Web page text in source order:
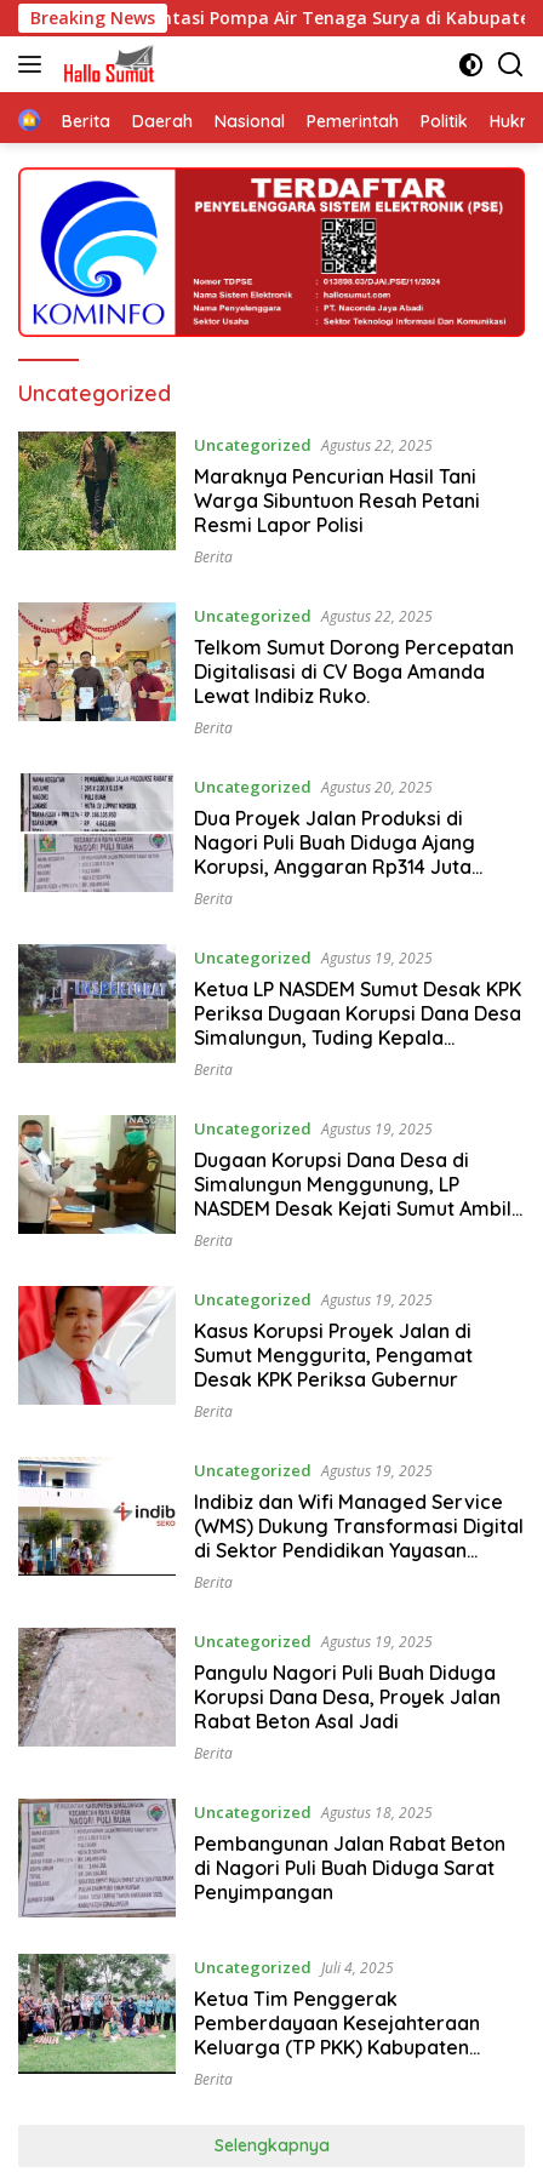
Langsung
ke
konten
Breaking News
Implementasi Pompa Air Tenaga Surya di Kabupaten
HomeBerita Daerah Nasional Pemerintah Politik
Uncategorized
Uncategorized Agustus 22, 2025
Maraknya Pencurian Hasil Tani
Warga Sibuntuon Resah Petani
Resmi Lapor Polisi
Berita
Uncategorized Agustus 22, 2025
Telkom Sumut Dorong Percepatan
Digitalisasi di CV Boga Amanda
Lewat Indibiz Ruko.
Berita
Uncategorized Agustus 20, 2025
Dua Proyek Jalan Produksi di
Nagori Puli Buah Diduga Ajang
Korupsi, Anggaran Rp314 Juta
Dipertanyakan
Berita
Uncategorized Agustus 19, 2025
Ketua LP NASDEM Sumut Desak KPK
Periksa Dugaan Korupsi Dana Desa
Simalungun, Tuding Kepala
Inspektorat Lalai dan Tak Serius
Berita
Uncategorized Agustus 19, 2025
Dugaan Korupsi Dana Desa di
Simalungun Menggunung, LP
NASDEM Desak Kejati Sumut Ambil
Sikap Tegas
Berita
Uncategorized Agustus 19, 2025
Kasus Korupsi Proyek Jalan di
Sumut Menggurita, Pengamat
Desak KPK Periksa Gubernur
Berita
Uncategorized Agustus 19, 2025
Indibiz dan Wifi Managed Service
(WMS) Dukung Transformasi Digital
di Sektor Pendidikan Yayasan
Perguruan Kristen Hosana
Berita
Uncategorized Agustus 19, 2025
Pangulu Nagori Puli Buah Diduga
Korupsi Dana Desa, Proyek Jalan
Rabat Beton Asal Jadi
Berita
Uncategorized Agustus 18, 2025
Pembangunan Jalan Rabat Beton
di Nagori Puli Buah Diduga Sarat
Penyimpangan
Uncategorized Juli 4, 2025
Ketua Tim Penggerak
Pemberdayaan Kesejahteraan
Keluarga (TP PKK) Kabupaten
Simalungun, Ny Darmawati Anton
Sinaga meninjau pelaksanaan
Berita
Selengkapnya